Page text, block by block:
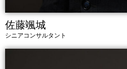
佐藤颯城
シニアコンサルタント